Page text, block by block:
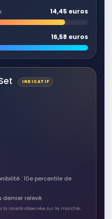
14,45 euros
16,58 euros
INDICATIF
: 10e percentile de
relevé.
rareté observée sur le marché,